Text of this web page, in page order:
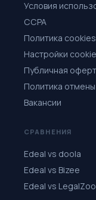
Условия
CCPA
Политика cookies
Настройки
Публичная
Политика отмены
Вакансии
СРАВНЕНИЯ
Edeal vs doola
Edeal vs Bizee
Edeal vs